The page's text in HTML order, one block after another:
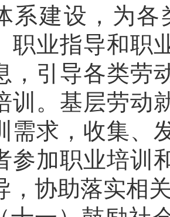
系建设，为
职业指导和职
，引导各类劳
训。基层劳动
需求，收集、
参加职业培训
，协助落实相